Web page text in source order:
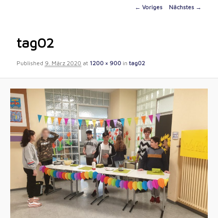
Image
← Voriges Nächstes →
tag02
Published 9. März 2020 at 1200 × 900 intag02